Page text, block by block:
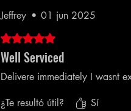
Jeffrey • 01 jun 2025
Obtuvo 5 de 5 estrellas.
Well Serviced
Delivere immediately I wasnt
¿Te resultó útil? Sí